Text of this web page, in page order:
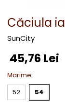
Căciula
SunCity
45,76 Lei
Marime:
52
54